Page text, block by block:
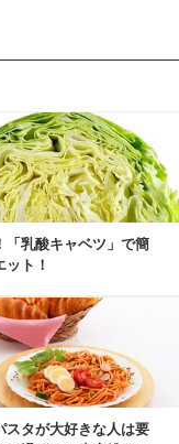
「乳酸キャベツ」で簡
ト！
スタが大好きな人は要